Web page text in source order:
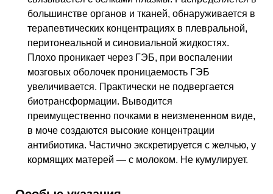
большинстве органов и тканей, обнаруживается в
терапевтических концентрациях в плевральной,
перитонеальной и синовиальной жидкостях.
Плохо проникает через ГЭБ, при воспалении
мозговых оболочек проницаемость ГЭБ
увеличивается. Практически не подвергается
биотрансформации. Выводится
преимущественно почками в неизмененном виде,
в моче создаются высокие концентрации
антибиотика. Частично экскретируется с желчью, у
кормящих матерей — с молоком. Не кумулирует.